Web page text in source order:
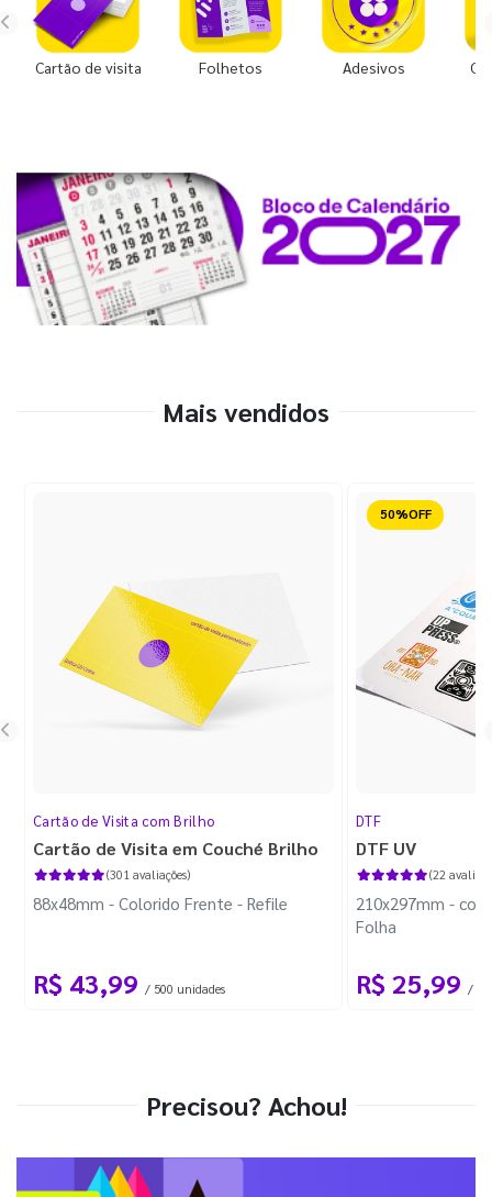
Cartão de visita Folhetos Adesivos
Mais vendidos
Cartão de Visita com Brilho
Cartão de Visita em Couché Brilho
(301 avaliações)
88x48mm - Colorido Frente - Refile
R$ 43,99 / 500 unidades
Reduzido
DTF
DTF UV
(22
210x297mm -
Folha
R$ 25,99 / 1
Precisou? Achou!